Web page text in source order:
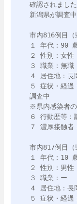
確認されまし
新潟県が調査中
市内816例目（
１ 年代：90
２ 性別：女性
３ 職業：無職
４ 居住地：長
５ 症状・経過
調査中
※県内感染者
６ 行動歴等：
７ 濃厚接触者
市内817例目（
１ 年代：10
２ 性別：男性
３ 職業：ー
４ 居住地：長
５ 症状・経過